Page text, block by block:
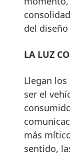
del
LA LUZ
Llegan
ser el
más
sentido,